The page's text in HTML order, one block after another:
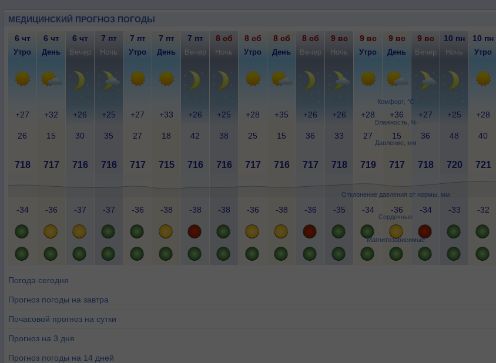
МЕДИЦИНСКИЙ ПРОГНОЗ ПОГОДЫ
Комфорт, °C
Влажность, %
Давление, мм
Отклонение давления от нормы, мм
Сердечные
Магнитозависимые
6 чт 6 чт 6 чт 7 пт 7 пт 7 пт 7 пт 8 сб 8 сб 8 сб 8 сб 9 вс 9 вс 9 вс 9 вс 10 пн 10 пн
Утро День Вечер Ночь Утро День Вечер Ночь Утро День Вечер Ночь Утро День Вечер Ночь Утро
+27 +32 +26 +25 +27 +33 +26 +25 +28 +35 +26 +26 +28 +36 +27 +25 +28
26 15 30 35 27 18 42 38 25 15 36 33 27 15 36 48 40
718 717 716 716 717 715 716 716 717 716 717 718 719 717 718 720 721
-34 -36 -37 -37 -36 -38 -38 -38 -36 -38 -36 -35 -34 -36 -34 -33 -32
Погода сегодня
Прогноз погоды на завтра
Почасовой прогноз на сутки
Прогноз на 3 дня
Прогноз погоды на 14 дней